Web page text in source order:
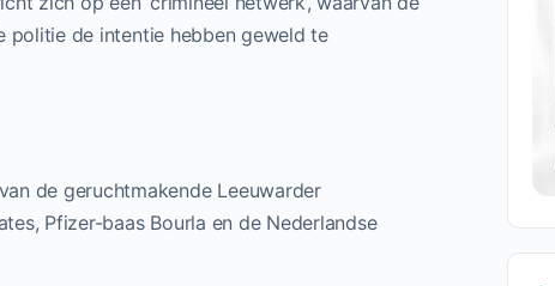
politie de intentie hebben geweld te
de geruchtmakende Leeuwarder
Pfizer-baas Bourla en de Nederlandse